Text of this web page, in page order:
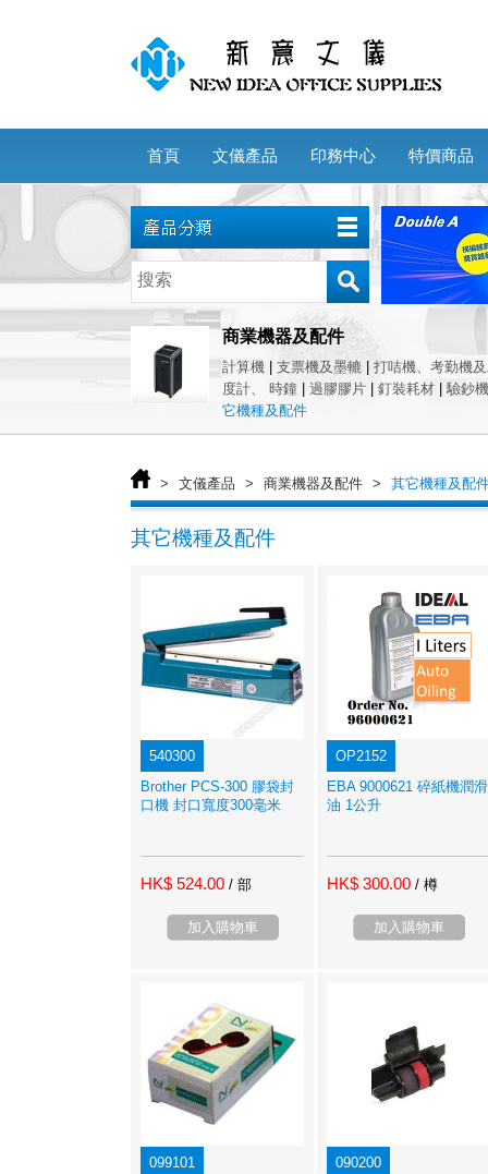
首頁 文儀產品 印務中心 特價商品
商業機器及配件
計算機 支票機及墨轆
打咭機、考勤機
度計、 時鐘
過膠膠片 釘裝耗材
驗鈔
它機種及配件
> 文儀產品 > 商業機器及配件 > 其它機種及配
其它機種及配件
540300
Brother PCS-300 膠袋封
口機 封口寬度300毫米
HK$ 524.00 / 部
加入購物車
OP2152
EBA 9000621 碎紙機潤滑
油 1公升
HK$ 300.00 / 樽
加入購物車
099101
090200